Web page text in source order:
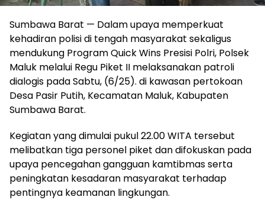
Sumbawa Barat — Dalam upaya memperkuat
kehadiran polisi di tengah masyarakat sekaligus
mendukung Program Quick Wins Presisi Polri, Polsek
Maluk melalui Regu Piket II melaksanakan patroli
dialogis pada Sabtu, (6/25). di kawasan pertokoan
Desa Pasir Putih, Kecamatan Maluk, Kabupaten
Sumbawa Barat.
Kegiatan yang dimulai pukul 22.00 WITA tersebut
melibatkan tiga personel piket dan difokuskan pada
upaya pencegahan gangguan kamtibmas serta
peningkatan kesadaran masyarakat terhadap
pentingnya keamanan lingkungan.